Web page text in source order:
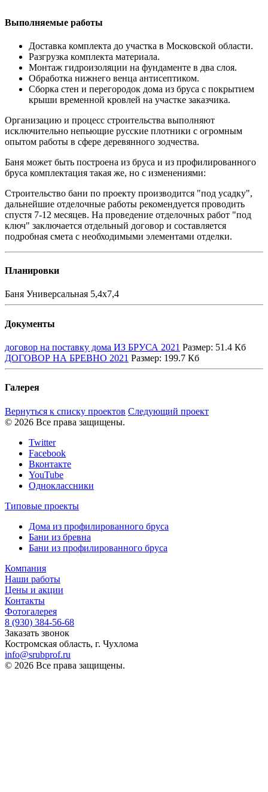
Выполняемые работы
Доставка комплекта до участка в Московской области.
Разгрузка комплекта материала.
Монтаж гидроизоляции на фундаменте в два слоя.
Обработка нижнего венца антисептиком.
Сборка стен и перегородок дома из бруса с покрытием
крыши временной кровлей на участке заказчика.
Организацию и процесс строительства выполняют
исключительно непьющие русские плотники с огромным
опытом работы в сфере деревянного зодчества.
Баня может быть построена из бруса и из профилированного
бруса комплектация такая же, но с изменениями:
Строительство бани по проекту производится "под усадку",
дальнейшие отделочные работы рекомендуется проводить
спустя 7-12 месяцев. На проведение отделочных работ "под
ключ" заключается отдельный договор и составляется
подробная смета с необходимыми элементами отделки.
Планировки
Баня Универсальная 5,4х7,4
Документы
договор на поставку дома ИЗ БРУСА 2021 Размер: 51.4 Кб
ДОГОВОР НА БРЕВНО 2021 Размер: 199.7 Кб
Галерея
Вернуться к списку проектов Следующий проект
© 2026 Все права защищены.
Twitter
Facebook
Вконтакте
YouTube
Одноклассники
Типовые проекты
Дома из профилированного бруса
Бани из бревна
Бани из профилированного бруса
Компания
Наши работы
Цены и акции
Контакты
Фотогалерея
8 (930) 384-56-68
Заказать звонок
Костромская область, г. Чухлома
info@srubprof.ru
© 2026 Все права защищены.